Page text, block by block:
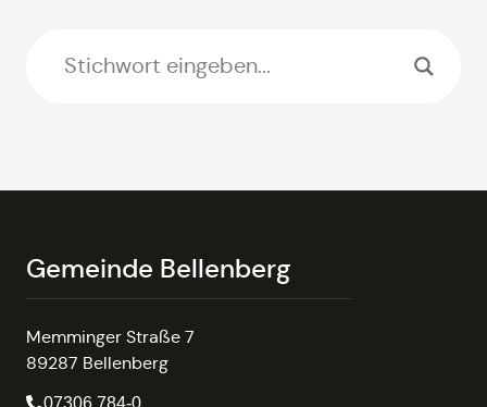
Gemeinde Bellenberg
Memminger Straße 7
89287 Bellenberg
07306 784-0